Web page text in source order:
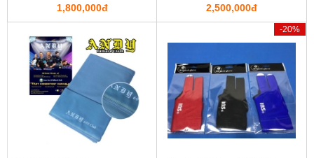
1,800,000đ 2,500,000đ
-20%